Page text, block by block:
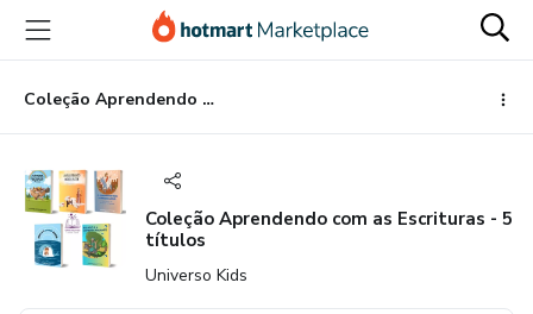
para
conteúdo
principal
para
pagamento
para
rodapé
Coleção Aprendendo com as Escrituras - 5 títulos
Coleção Aprendendo com as Escrituras - 5
títulos
Universo Kids